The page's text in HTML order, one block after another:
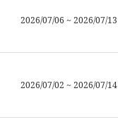
2026/07/06 ~ 2026/07/13
2026/07/02 ~ 2026/07/14